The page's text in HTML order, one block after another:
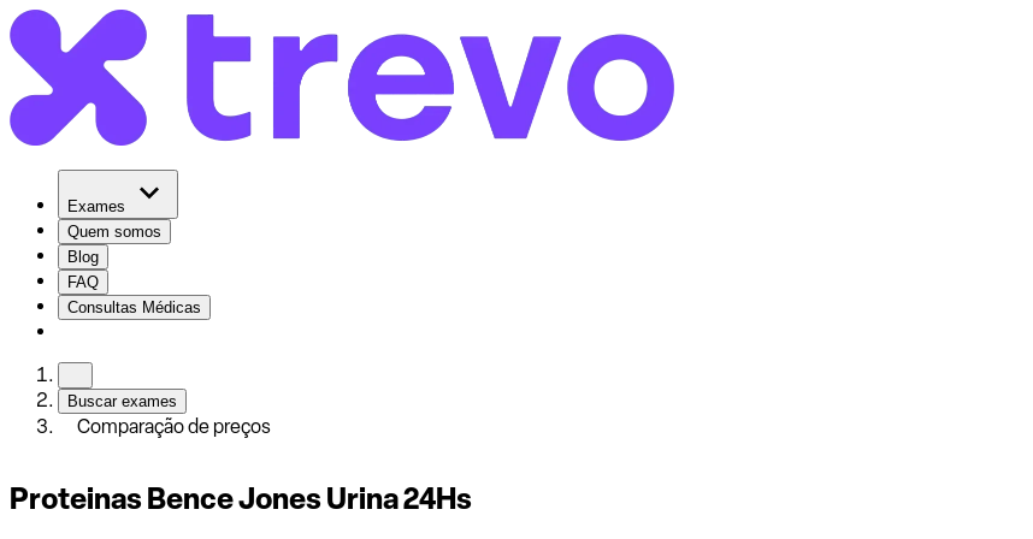
Exames
Quem somos
Blog
FAQ
Consultas Médicas
Buscar exames
Comparação de preços
Proteinas Bence Jones Urina 24Hs